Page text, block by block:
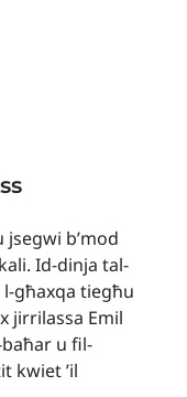
b’mod
Id-dinja tal-
għaxqa tiegħu
jirrilassa Emil
u fil-
kwiet ’il